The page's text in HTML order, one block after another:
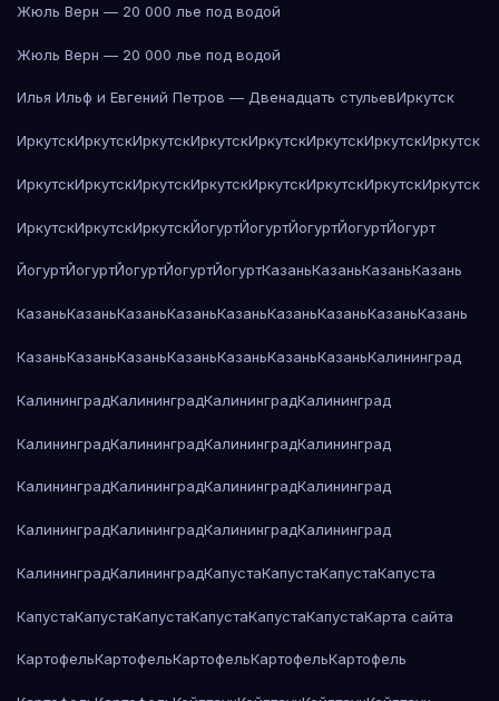
Жюль Верн — 20 000 лье под водой
Жюль Верн — 20 000 лье под водой
Илья Ильф и Евгений Петров — Двенадцать стульевИркутск
ИркутскИркутскИркутскИркутскИркутскИркутскИркутскИркутск
ИркутскИркутскИркутскИркутскИркутскИркутскИркутскИркутск
ИркутскИркутскИркутскЙогуртЙогуртЙогуртЙогуртЙогурт
ЙогуртЙогуртЙогуртЙогуртЙогуртКазаньКазаньКазаньКазань
КазаньКазаньКазаньКазаньКазаньКазаньКазаньКазаньКазань
КазаньКазаньКазаньКазаньКазаньКазаньКазаньКалининград
КалининградКалининградКалининградКалининград
КалининградКалининградКалининградКалининград
КалининградКалининградКалининградКалининград
КалининградКалининградКалининградКалининград
КалининградКалининградКапустаКапустаКапустаКапуста
КапустаКапустаКапустаКапустаКапустаКапустаКарта сайта
КартофельКартофельКартофельКартофельКартофель